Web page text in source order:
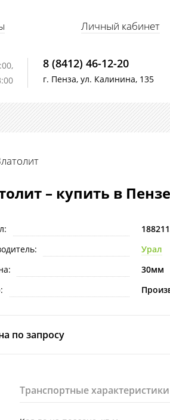
Личный кабинет
8 (8412) 46-12-20
г. Пенза, ул. Калинина, 135
– купить в Пензе
Урал
30мм
по запросу
Транспортные характеристики